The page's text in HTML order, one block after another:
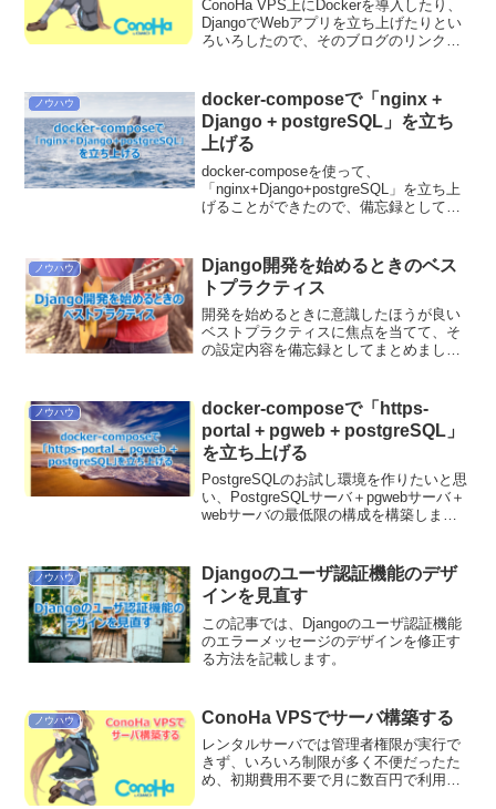
ConoHa VPS上にDockerを導入したり、
DjangoでWebアプリを立ち上げたりとい
ろいろしたので、そのブログのリンクを
ノウハウ
docker-composeで「nginx +
Django + postgreSQL」を立ち
上げる
docker-composeを使って、
「nginx+Django+postgreSQL」を立ち上
げることができたので、備忘録としてそ
ノウハウ
Django開発を始めるときのベス
トプラクティス
開発を始めるときに意識したほうが良い
ベストプラクティスに焦点を当てて、そ
の設定内容を備忘録としてまとめまし
ノウハウ
docker-composeで「https-
portal + pgweb + postgreSQL」
を立ち上げる
PostgreSQLのお試し環境を作りたいと思
い、PostgreSQLサーバ＋pgwebサーバ＋
webサーバの最低限の構成を構築しまし
ノウハウ
Djangoのユーザ認証機能のデザ
インを見直す
この記事では、Djangoのユーザ認証機能
のエラーメッセージのデザインを修正す
る方法を記載します。
ノウハウ ConoHa VPSでサーバ構築する
レンタルサーバでは管理者権限が実行で
きず、いろいろ制限が多く不便だったた
め、初期費用不要で月に数百円で利用で